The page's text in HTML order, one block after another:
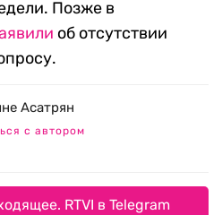
Позже в
об отсутствии
Асатрян
с автором
RTVI в Telegram